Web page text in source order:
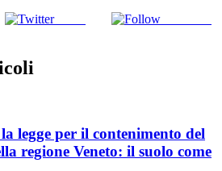
Tweet
legge per il contenimento del
regione Veneto: il suolo come